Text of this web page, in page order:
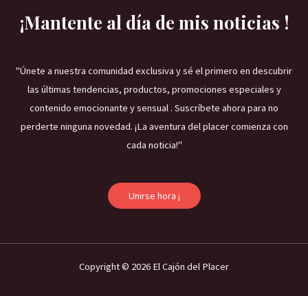
¡Mantente al día de mis noticias !
"Únete a nuestra comunidad exclusiva y sé el primero en descubrir
las últimas tendencias, productos, promociones especiales y
contenido emocionante y sensual . Suscríbete ahora para no
perderte ninguna novedad. ¡La aventura del placer comienza con
cada noticia!"
Unirse hora ¡
Copyright © 2026 El Cajón del Placer